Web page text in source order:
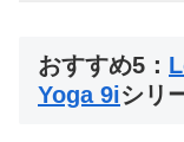
おすすめ5：
Yoga 9iシリ